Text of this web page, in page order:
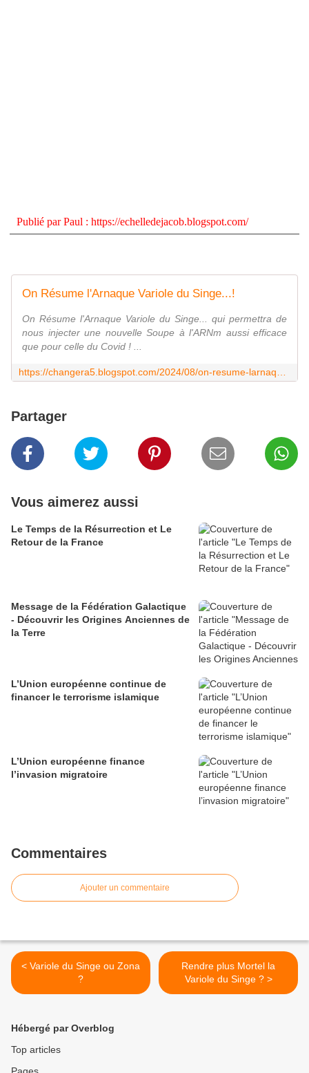
Publié parPaul : https://echelledejacob.blogspot.com/
On Résume l'Arnaque Variole du Singe...!
On Résume l'Arnaque Variole du Singe... qui permettra de
nous injecter une nouvelle Soupe à l'ARNm aussi efficace
que pour celle du Covid ! ...
Partager
Vous aimerez aussi
Le Temps de la Résurrection et Le
Retour de la France
Message de la Fédération Galactique
- Découvrir les Origines Anciennes de
la Terre
L’Union européenne continue de
financer le terrorisme islamique
L’Union européenne finance
l’invasion migratoire
Commentaires
Ajouter un commentaire
< Variole du Singe ou Zona
?
Rendre plus Mortel la
Variole du Singe ? >
Hébergé par Overblog
Top articles
Pages